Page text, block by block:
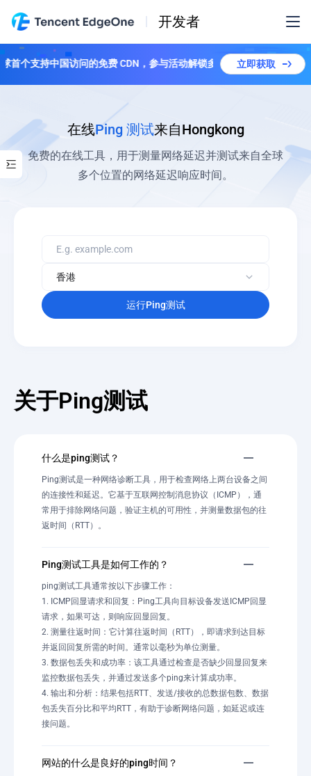
开发者
个支持中国访问的免费 CDN，参与活动解锁多个套餐！立即获取
在线Ping 测试来自Hongkong
免费的在线工具，用于测量网络延迟并测试来自全球
多个位置的网络延迟响应时间。
运行Ping测试
关于Ping测试
什么是ping测试？
Ping测试是一种网络诊断工具，用于检查网络上两台设备之间
的连接性和延迟。它基于互联网控制消息协议（ICMP），通
常用于排除网络问题，验证主机的可用性，并测量数据包的往
返时间（RTT）。
Ping测试工具是如何工作的？
ping测试工具通常按以下步骤工作：
1. ICMP回显请求和回复：Ping工具向目标设备发送ICMP回显
请求，如果可达，则响应回显回复。
2. 测量往返时间：它计算往返时间（RTT），即请求到达目标
并返回回复所需的时间。通常以毫秒为单位测量。
3. 数据包丢失和成功率：该工具通过检查是否缺少回显回复来
监控数据包丢失，并通过发送多个ping来计算成功率。
4. 输出和分析：结果包括RTT、发送/接收的总数据包数、数据
包丢失百分比和平均RTT，有助于诊断网络问题，如延迟或连
接问题。
网站的什么是良好的ping时间？